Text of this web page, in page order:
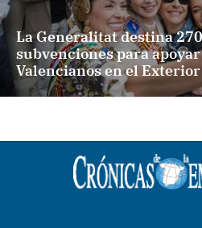
La Generalitat destina
subvenciones para
Valencianos en el Exterior